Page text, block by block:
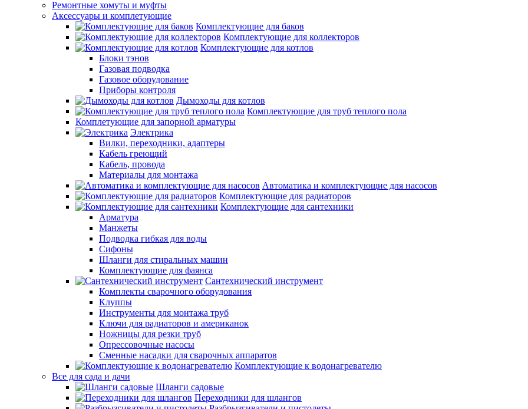
Ремонтные хомуты и муфты
Аксессуары и комплетующие
Комплектующие для баков
Комплектующие для коллекторов
Комплектующие для котлов
Блоки тэнов
Газовая подводка
Газовое оборудование
Приборы контроля
Дымоходы для котлов
Комплектующие для труб теплого пола
Комплетующие для запорной арматуры
Электрика
Вилки, переходники, адаптеры
Кабель греющий
Кабель, провода
Материалы для монтажа
Автоматика и комплектующие для насосов
Комплектующие для радиаторов
Комплектующие для сантехники
Арматура
Манжеты
Подводка гибкая для воды
Сифоны
Шланги для стиральных машин
Комплектующие для фаянса
Сантехнический инструмент
Комплекты сварочного оборудования
Клуппы
Инструменты для монтажа труб
Ключи для радиаторов и американок
Ножницы для резки труб
Опрессовочные насосы
Сменные насадки для сварочных аппаратов
Комплектующие к водонагревателю
Все для сада и дачи
Шланги садовые
Переходники для шлангов